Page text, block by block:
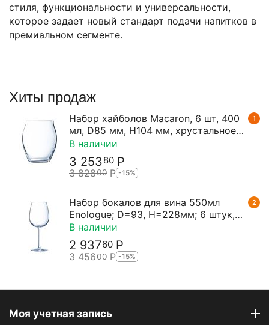
стиля, функциональности и универсальности,
которое задает новый стандарт подачи напитков в
премиальном сегменте.
Хиты продаж
1
Набор хайболов Macaron, 6 шт, 400
мл, D85 мм, H104 мм, хрустальное
стекло, Chef&Sommelier
В наличии
3 25380 Р
3 82800 Р -15%
2
Набор бокалов для вина 550мл
Enologue; D=93, H=228мм; 6 штук,
Chef&Sommelier
В наличии
2 93760 Р
3 45600 Р -15%
Моя учетная запись